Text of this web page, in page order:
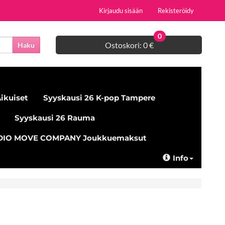
Kirjaudu sisään Rekisteröidy
Haku Ostoskori: 0 €
0
Syyskausi 26 K-pop Tampere
Syyskausi 26 Rauma
MOVE COMPANY Joukkuemaksut
Info